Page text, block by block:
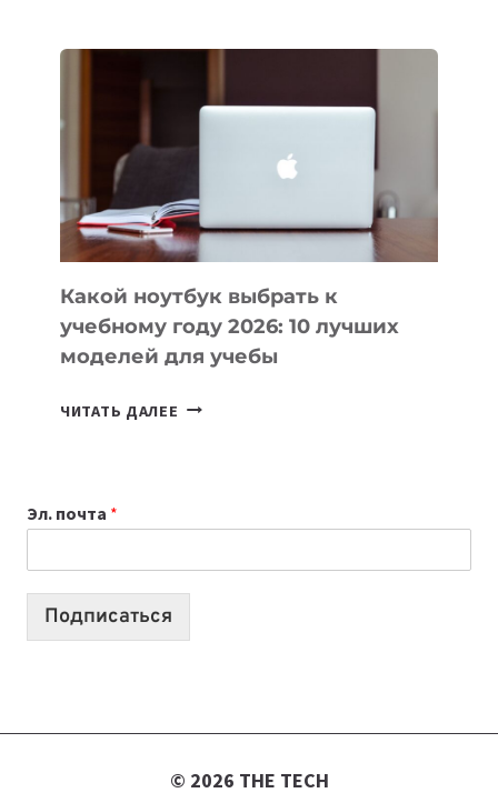
СОЗДАВАТЬ
БЕЗ
СЛОЖНОГО
КОДА
Какой ноутбук выбрать к
учебному году 2026: 10 лучших
моделей для учебы
ЧИТАТЬ ДАЛЕЕ КАКОЙ
2026:
10
Эл. почта *
Подписаться
© 2026 THE TECH